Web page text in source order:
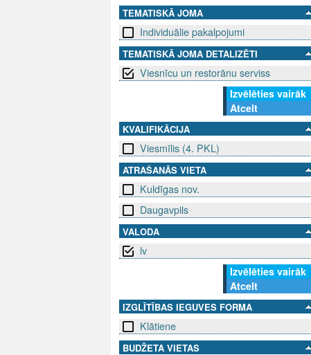
TEMATISKĀ JOMA
Individuālie pakalpojumi
TEMATISKĀ JOMA DETALIZĒTI
Viesnīcu un restorānu serviss
Izvēlēties vairāk
Atcelt
KVALIFIKĀCIJA
Viesmīlis (4. PKL)
ATRAŠANĀS VIETA
Kuldīgas nov.
Daugavpils
VALODA
lv
Izvēlēties vairāk
Atcelt
IZGLĪTĪBAS IEGUVES FORMA
Klātiene
BUDŽETA VIETAS